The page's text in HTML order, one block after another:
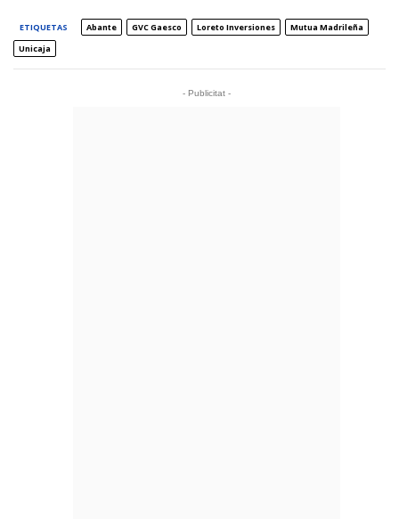
ETIQUETAS Abante GVC Gaesco Loreto Inversiones
Mutua Madrileña
Unicaja
- Publicitat -